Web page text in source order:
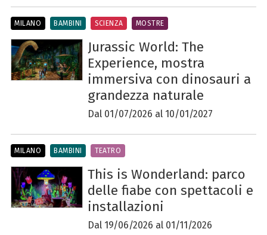
Jurassic World: The
Experience, mostra
immersiva con dinosauri a
grandezza naturale
Dal 01/07/2026 al 10/01/2027
MILANO BAMBINI SCIENZA MOSTRE
This is Wonderland: parco
delle fiabe con spettacoli e
installazioni
Dal 19/06/2026 al 01/11/2026
MILANO BAMBINI TEATRO